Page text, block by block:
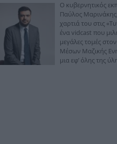
Ο κυβερνητικός
Παύλος Μαρινάκης,
χαρτιά του στις
ένα vidcast που
μεγάλες τομές
Μέσων Μαζικής
μια εφ’ όλης της